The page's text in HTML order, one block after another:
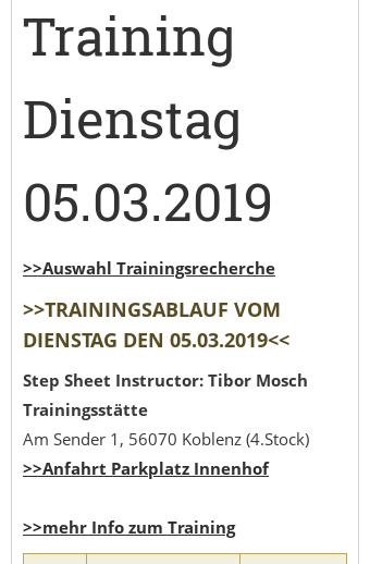
Training
Dienstag
05.03.2019
>>Auswahl Trainingsrecherche
>>TRAININGSABLAUF VOM
DIENSTAG DEN 05.03.2019<<
Step Sheet Instructor: Tibor Mosch
Trainingsstätte
Am Sender 1, 56070 Koblenz (4.Stock)
>>Anfahrt Parkplatz Innenhof
>>mehr Info zum Training